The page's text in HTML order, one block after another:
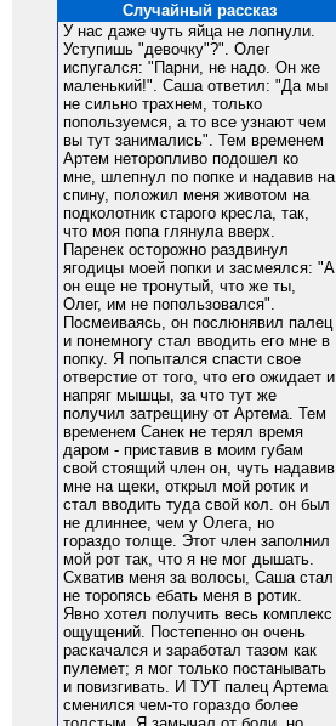
Случайный рассказ
У нас даже чуть яйца не лопнули.
Уступишь "девочку"?". Олег
испугался: "Парни, не надо. Он же
маленький!". Саша ответил: "Да мы
не сильно трахнем, только
попользуемся, а то все узнают чем
вы тут занимались". Тем временем
Артем неторопливо подошел ко
мне, шлепнул по попке и надавив на
спину, положил меня животом на
подколотник старого кресла, так,
что моя попа глянула вверх.
Паренек осторожно раздвинул
ягодицы моей попки и засмеялся: "А
он еще не тронутый, что же ты,
Олег, им не попользовался".
Посмеиваясь, он послюнявил палец
и понемногу стал вводить его мне в
попку. Я попытался спасти свое
отверстие от того, что его ожидает и
напряг мышцы, за что тут же
получил затрещину от Артема. Тем
временем Санек не терял время
даром - приставив в моим губам
свой стоящий член он, чуть надавив
мне на щеки, открыл мой ротик и
стал вводить туда свой кол. он был
не длиннее, чем у Олега, но
гораздо толще. Этот член заполнил
мой рот так, что я не мог дышать.
Схватив меня за волосы, Саша стал
не торопясь ебать меня в ротик.
Явно хотел получить весь комплекс
ощущений. Постепенно он очень
раскачался и заработал тазом как
пулемет; я мог только постанывать
и повизгивать. И ТУТ палец Артема
сменился чем-то гораздо более